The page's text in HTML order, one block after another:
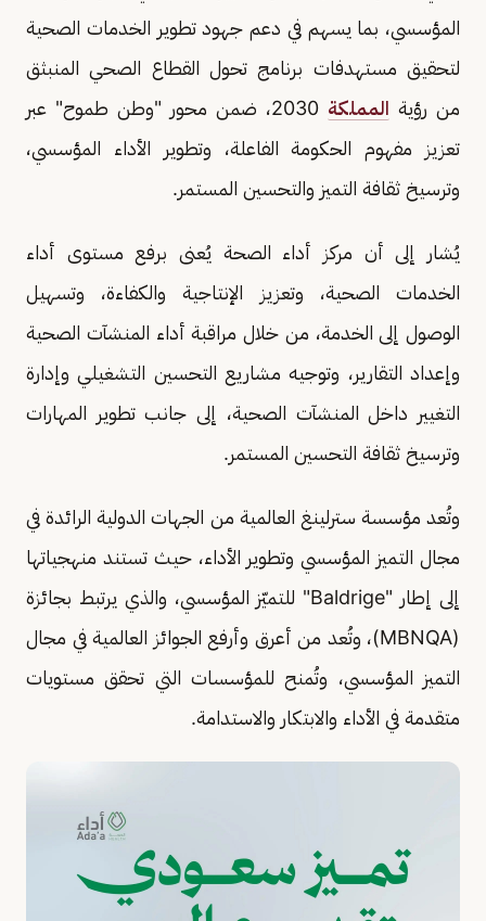
المؤسسي، بما يسهم في دعم جهود تطوير الخدمات الصحية
لتحقيق مستهدفات برنامج تحول القطاع الصحي المنبثق
من رؤية المملكة
2030، ضمن محور "وطن طموح" عبر
تعزيز مفهوم الحكومة الفاعلة، وتطوير الأداء المؤسسي،
وترسيخ ثقافة التميز والتحسين المستمر.
يُشار إلى أن مركز أداء الصحة يُعنى برفع مستوى أداء
الخدمات الصحية، وتعزيز الإنتاجية والكفاءة، وتسهيل
الوصول إلى الخدمة، من خلال مراقبة أداء المنشآت الصحية
وإعداد التقارير، وتوجيه مشاريع التحسين التشغيلي وإدارة
التغيير داخل المنشآت الصحية، إلى جانب تطوير المهارات
وترسيخ ثقافة التحسين المستمر.
وتُعد مؤسسة سترلينغ العالمية من الجهات الدولية الرائدة في
مجال التميز المؤسسي وتطوير الأداء، حيث تستند منهجياتها
إلى إطار "Baldrige" للتميّز المؤسسي، والذي يرتبط بجائزة
(MBNQA)، وتُعد من أعرق وأرفع الجوائز العالمية في مجال
التميز المؤسسي، وتُمنح للمؤسسات التي تحقق مستويات
متقدمة في الأداء والابتكار والاستدامة.